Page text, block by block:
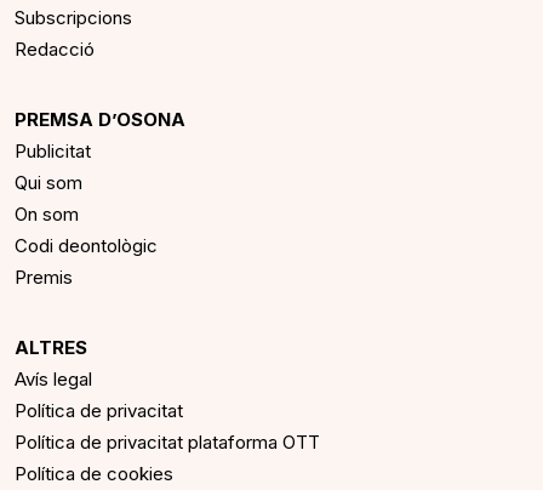
Subscripcions
Redacció
PREMSA D’OSONA
Publicitat
Qui som
On som
Codi deontològic
Premis
ALTRES
Avís legal
Política de privacitat
Política de privacitat plataforma OTT
Política de cookies